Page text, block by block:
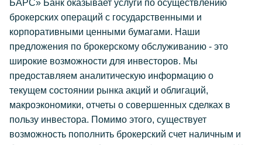
БАРС» Банк оказывает услуги по осуществлению
брокерских операций с государственными и
корпоративными ценными бумагами. Наши
предложения по брокерскому обслуживанию - это
широкие возможности для инвесторов. Мы
предоставляем аналитическую информацию о
текущем состоянии рынка акций и облигаций,
макроэкономики, отчеты о совершенных сделках в
пользу инвестора. Помимо этого, существует
возможность пополнить брокерский счет наличным и